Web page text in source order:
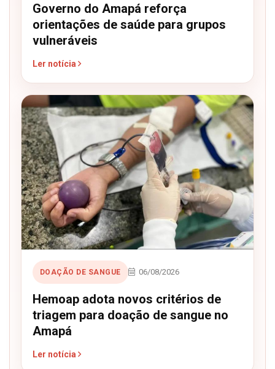
Governo do Amapá reforça
orientações de saúde para grupos
vulneráveis
Ler notícia
DOAÇÃO DE SANGUE 06/08/2026
Hemoap adota novos critérios de
triagem para doação de sangue no
Amapá
Ler notícia